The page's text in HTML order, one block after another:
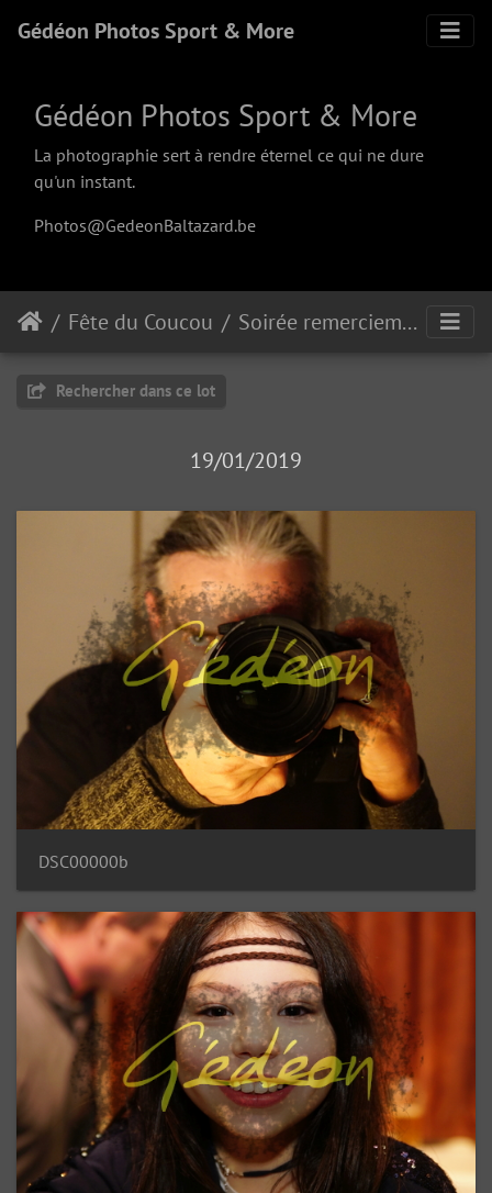
Gédéon Photos Sport & More
Gédéon Photos Sport & More
La photographie sert à rendre éternel ce qui ne dure
qu'un instant.
Photos@GedeonBaltazard.be
Fête du Coucou Soirée remerciements 2019
Rechercher dans ce lot
19/01/2019
DSC00000b